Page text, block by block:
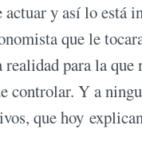
actuar y así lo está
que le
para la
Y a
que hoy